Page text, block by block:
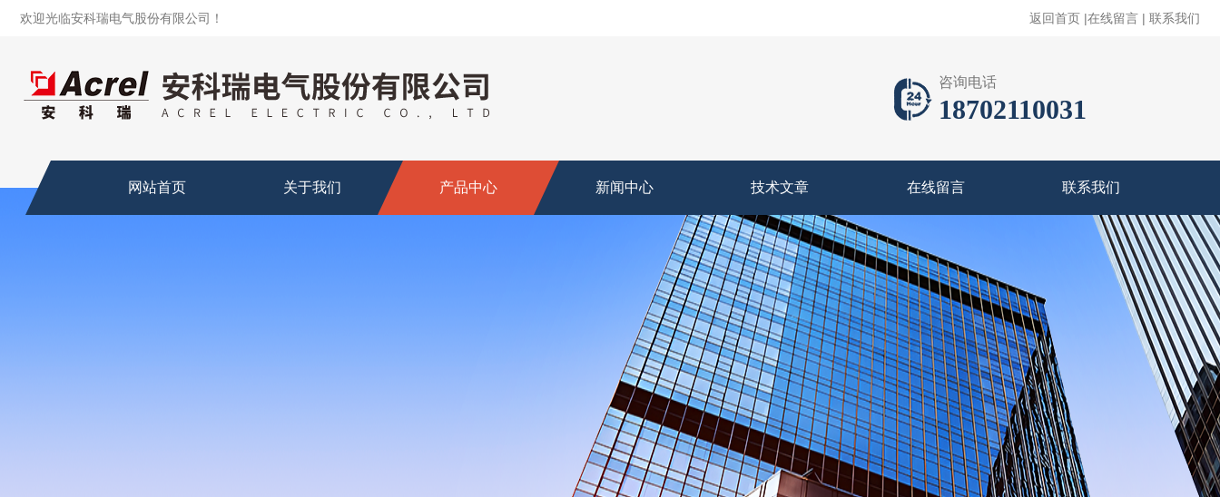
欢迎光临安科瑞电气股份有限公司！ 返回首页 |在线留言 | 联系我们
咨询电话
18702110031
网站首页 关于我们 产品中心 新闻中心 技术文章 在线留言 联系我们